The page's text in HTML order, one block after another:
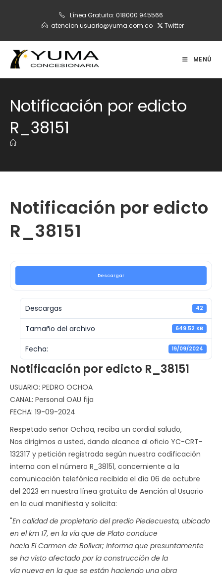
Línea Gratuita: 018000 945566
atencion.usuario@yuma.com.co
Twitter
MENÚ
Notificación por edicto
R_38151
Notificación por edicto
R_38151
Descargar
Descargas 42
Tamaño del archivo 649.52 KB
Fecha: 19/09/2024
Notificación por edicto R_38151
USUARIO: PEDRO OCHOA
CANAL: Personal OAU fija
FECHA: 19-09-2024
Respetado señor Ochoa, reciba un cordial saludo,
Nos dirigimos a usted, dando alcance al oficio YC-CRT-
132317 y petición registrada según nuestra codificación
interna con el número R_38151, concerniente a la
comunicación telefónica recibida el día 06 de octubre
del 2023 en nuestra línea gratuita de Aención al Usuario
en la cual manifiesta y solicita:
"En calidad de propietario del predio Piedecuesta, ubicado
en el km 17, en la vía que de Plato conduce
hacia El Carmen de Bolívar; informa que presuntamente
se ha visto afectado por la construcción de la
vía nueva en la que se están haciendo una obra